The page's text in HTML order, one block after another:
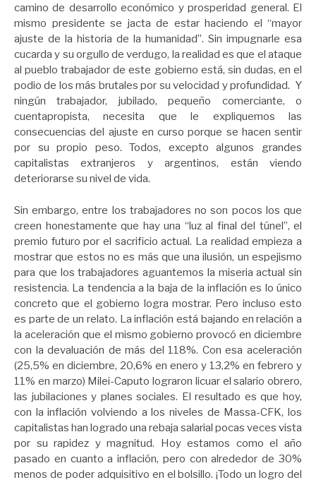
camino de desarrollo económico y prosperidad general. El
mismo presidente se jacta de estar haciendo el “mayor
ajuste de la historia de la humanidad”. Sin impugnarle esa
cucarda y su orgullo de verdugo, la realidad es que el ataque
al pueblo trabajador de este gobierno está, sin dudas, en el
podio de los más brutales por su velocidad y profundidad. Y
ningún trabajador, jubilado, pequeño comerciante, o
cuentapropista, necesita que le expliquemos las
consecuencias del ajuste en curso porque se hacen sentir
por su propio peso. Todos, excepto algunos grandes
capitalistas extranjeros y argentinos, están viendo
deteriorarse su nivel de vida.
Sin embargo, entre los trabajadores no son pocos los que
creen honestamente que hay una “luz al final del túnel”, el
premio futuro por el sacrificio actual. La realidad empieza a
mostrar que estos no es más que una ilusión, un espejismo
para que los trabajadores aguantemos la miseria actual sin
resistencia. La tendencia a la baja de la inflación es lo único
concreto que el gobierno logra mostrar. Pero incluso esto
es parte de un relato. La inflación está bajando en relación a
la aceleración que el mismo gobierno provocó en diciembre
con la devaluación de más del 118%. Con esa aceleración
(25,5% en diciembre, 20,6% en enero y 13,2% en febrero y
11% en marzo) Milei-Caputo lograron licuar el salario obrero,
las jubilaciones y planes sociales. El resultado es que hoy,
con la inflación volviendo a los niveles de Massa-CFK, los
capitalistas han logrado una rebaja salarial pocas veces vista
por su rapidez y magnitud. Hoy estamos como el año
pasado en cuanto a inflación, pero con alrededor de 30%
menos de poder adquisitivo en el bolsillo. ¡Todo un logro del